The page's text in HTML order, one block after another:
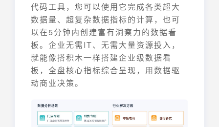
代码工具，您可以使用它完成各类超大
数据量、超复杂数据指标的计算，也可
以在5分钟内创建富有洞察力的数据看
板。企业无需IT、无需大量资源投入，
就能像搭积木一样搭建企业级数据看
板，全盘核心指标综合呈现，用数据驱
动商业决策。